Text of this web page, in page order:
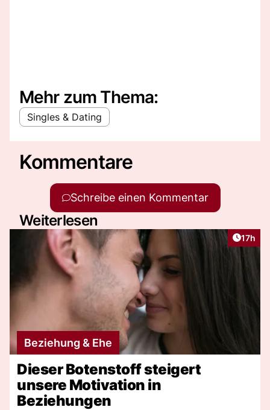
Mehr zum Thema:
Singles & Dating
Kommentare
Schreibe einen Kommentar
Weiterlesen
Artikel
17h
Beziehung & Ehe
Dieser Botenstoff steigert
unsere Motivation in
Beziehungen